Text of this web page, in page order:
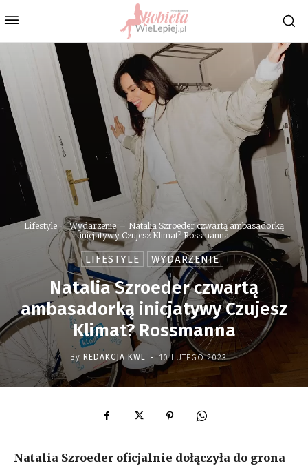
Lifestyle Wydarzenie
Natalia Szroeder czwartą ambasadorką
inicjatywy Czujesz Klimat? Rossmanna
LIFESTYLE WYDARZENIE
Natalia Szroeder czwartą
ambasadorką inicjatywy Czujesz
Klimat? Rossmanna
By REDAKCJA KWL - 10 LUTEGO 2023
Natalia Szroeder oficjalnie dołączyła do grona